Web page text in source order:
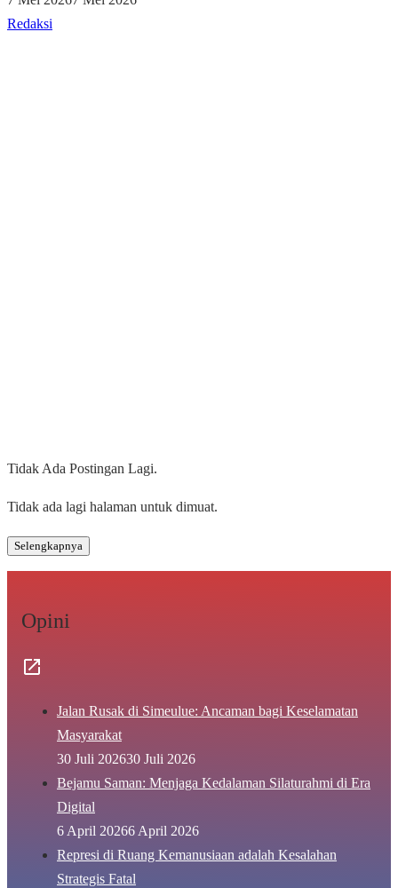
Redaksi
Tidak Ada Postingan Lagi.
Tidak ada lagi halaman untuk dimuat.
Selengkapnya
Opini
Jalan Rusak di Simeulue: Ancaman bagi Keselamatan
Masyarakat
30 Juli 202630 Juli 2026
Bejamu Saman: Menjaga Kedalaman Silaturahmi di Era
Digital
6 April 20266 April 2026
Represi di Ruang Kemanusiaan adalah Kesalahan
Strategis Fatal